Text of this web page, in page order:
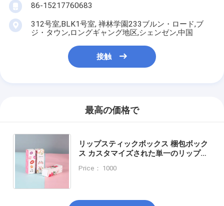
86-15217760683
312号室,BLK1号室, 禅林学園233ブルン・ロード,ブ
ジ・タウン,ロングギャング地区,シェンゼン,中国
接触
最高の価格で
リップスティックボックス 梱包ボック
ス カスタマイズされた単一のリップス
ックス ギフトボックス
Price： 1000